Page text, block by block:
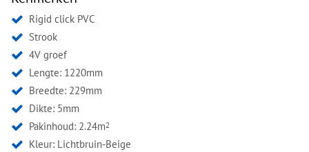
Rigid click PVC
Strook
4V groef
Lengte: 1220mm
Breedte: 229mm
Dikte: 5mm
Pakinhoud: 2.24m2
Kleur: Lichtbruin-Beige